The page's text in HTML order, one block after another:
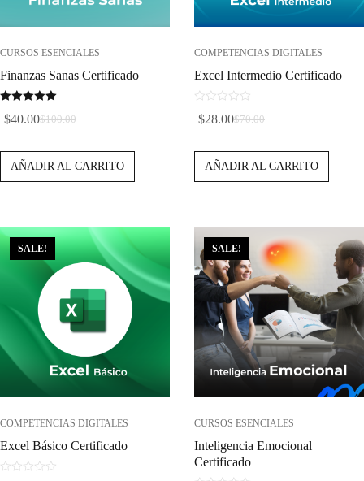
CURSOS ESENCIALES
Finanzas Sanas Certificado
de 5
$100.00
El
Precio
Original
$40.00
El
Precio
Actual
AÑADIR AL CARRITO
COMPETENCIAS DIGITALES
Excel Intermedio Certificado
d
5
$70.00
El
Precio
Original
$28.00
El
Precio
Actual
AÑADIR AL CARRITO
SALE!
COMPETENCIAS DIGITALES
Excel Básico Certificado
SALE!
CURSOS ESENCIALES
Inteligencia Emocional
Certificado